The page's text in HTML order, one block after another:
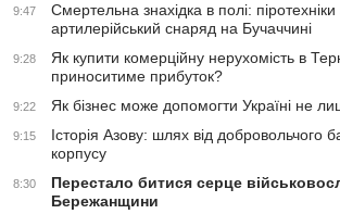
9:47
Смертельна знахідка в полі:
артилерійський снаряд на Бучаччині
9:28
Як купити комерційну нерухомість в
приноситиме прибуток?
9:22 Як бізнес може допомогти Україні не
9:15
Історія Азову: шлях від добровольчого
корпусу
8:30
Перестало битися серце
Бережанщини